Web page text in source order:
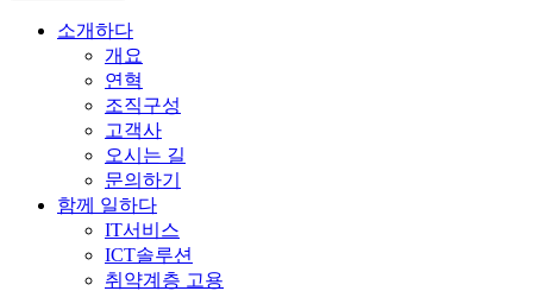
소개하다
개요
연혁
조직구성
고객사
오시는 길
문의하기
함께 일하다
IT서비스
ICT솔루션
취약계층 고용